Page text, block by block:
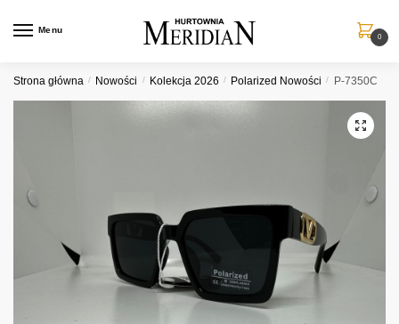
Menu
0
Strona główna / Nowości / Kolekcja 2026 / Polarized Nowości / P-7350C